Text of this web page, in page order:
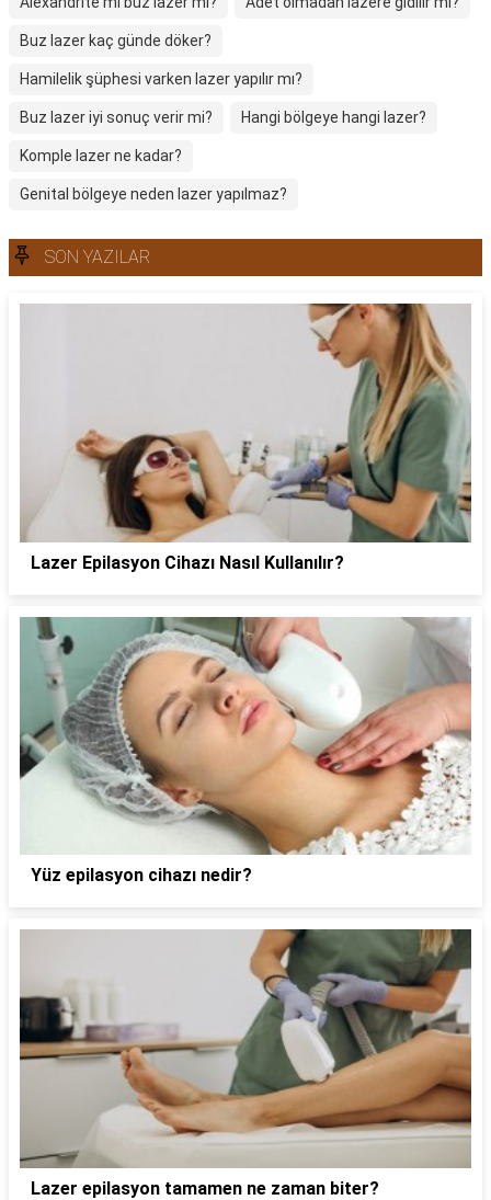
Buz lazer kaç günde döker?
Hamilelik şüphesi varken lazer yapılır mı?
Buz lazer iyi sonuç verir mi? Hangi bölgeye hangi lazer?
Komple lazer ne kadar?
Genital bölgeye neden lazer yapılmaz?
SON YAZILAR
Lazer Epilasyon Cihazı Nasıl Kullanılır?
Yüz epilasyon cihazı nedir?
Lazer epilasyon tamamen ne zaman biter?